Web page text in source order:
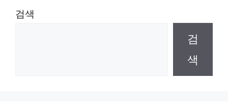
검색
검
색